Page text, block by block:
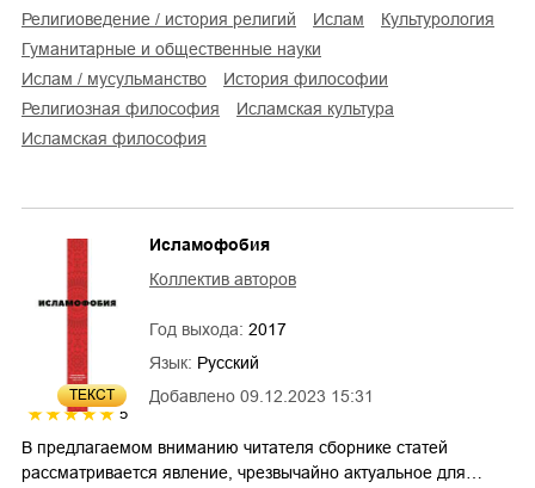
религиоведение / история религий
ислам
культурология
гуманитарные и общественные науки
Ислам / мусульманство
история философии
религиозная философия
исламская культура
исламская философия
ТЕКСТ
5
Добавлено 09.12.2023 15:31
Исламофобия
Коллектив авторов
Год выхода: 2017
Язык: Русский
В предлагаемом вниманию читателя сборнике статей
рассматривается явление, чрезвычайно актуальное для…